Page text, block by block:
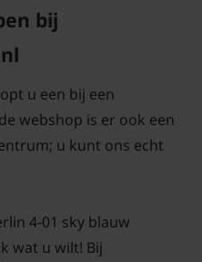
bij
u een bij een
webshop is er ook een
u kunt ons echt
4-01 sky blauw
wat u wilt! Bij